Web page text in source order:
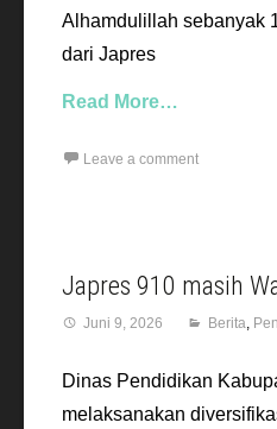
Alhamdulillah sebanyak
dari Japres
Read More…
Leave a comment
Japres 910 masih
Juni 9, 2026 Berita,
Dinas Pendidikan
melaksanakan